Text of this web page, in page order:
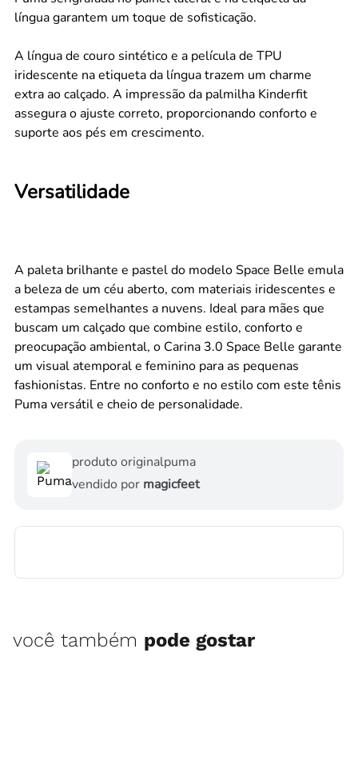
língua garantem um toque de sofisticação.
A língua de couro sintético e a película de TPU
iridescente na etiqueta da língua trazem um charme
extra ao calçado. A impressão da palmilha Kinderfit
assegura o ajuste correto, proporcionando conforto e
suporte aos pés em crescimento.
Versatilidade
A paleta brilhante e pastel do modelo Space Belle emula
a beleza de um céu aberto, com materiais iridescentes e
estampas semelhantes a nuvens. Ideal para mães que
buscam um calçado que combine estilo, conforto e
preocupação ambiental, o Carina 3.0 Space Belle garante
um visual atemporal e feminino para as pequenas
fashionistas. Entre no conforto e no estilo com este tênis
Puma versátil e cheio de personalidade.
produto originalpuma
vendido por magicfeet
você também pode gostar